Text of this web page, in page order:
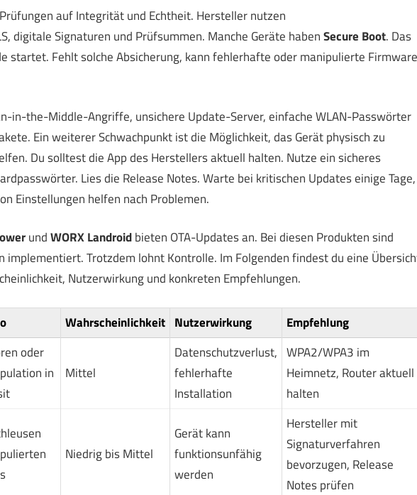
auf Integrität und Echtheit. Hersteller nutzen
digitale Signaturen und Prüfsummen. Manche Geräte habenSecure Boot. Das
startet. Fehlt solche Absicherung, kann fehlerhafte oder manipulierte Firmware
in-the-Middle-Angriffe, unsichere Update-Server, einfache WLAN-Passwörter
Ein weiterer Schwachpunkt ist die Möglichkeit, das Gerät physisch zu
Du solltest die App des Herstellers aktuell halten. Nutze ein sicheres
Lies die Release Notes. Warte bei kritischen Updates einige Tage,
Einstellungen helfen nach Problemen.
undWORX Landroidbieten OTA-Updates an. Bei diesen Produkten sind
implementiert. Trotzdem lohnt Kontrolle. Im Folgenden findest du eine
Nutzerwirkung und konkreten Empfehlungen.
Wahrscheinlichkeit Nutzerwirkung Empfehlung
oder
in
Mittel
Datenschutzverlust,
fehlerhafte
Installation
WPA2/WPA3 im
Heimnetz, Router aktuell
halten
Niedrig bis Mittel
Gerät kann
funktionsunfähig
werden
Hersteller mit
Signaturverfahren
bevorzugen, Release
Notes prüfen